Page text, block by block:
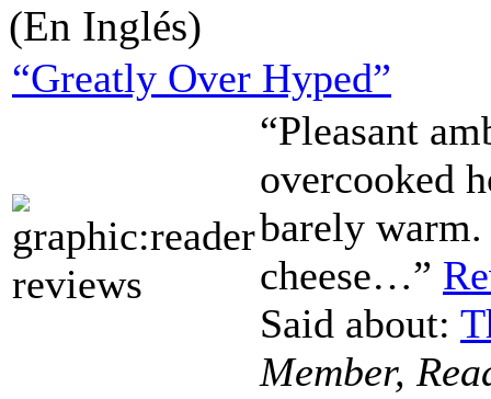
(En Inglés)
“Greatly Over Hyped”
“Pleasant
overcooked
barely
cheese…”
Said about:
Member,